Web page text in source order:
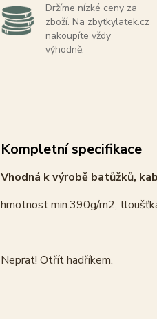
Držíme nízké ceny za
zboží. Na zbytkylatek.cz
nakoupíte vždy
výhodně.
Kompletní specifikace
Vhodná k výrobě batůžků,
hmotnost min.390g/m2,
Neprat! Otřít hadříkem.